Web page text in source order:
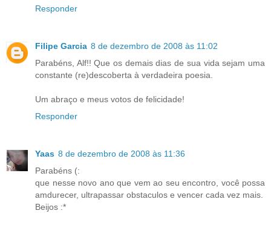
Responder
Filipe Garcia 8 de dezembro de 2008 às 11:02
Parabéns, Alf!! Que os demais dias de sua vida sejam uma
constante (re)descoberta à verdadeira poesia.
Um abraço e meus votos de felicidade!
Responder
Yaas 8 de dezembro de 2008 às 11:36
Parabéns (:
que nesse novo ano que vem ao seu encontro, você possa
amdurecer, ultrapassar obstaculos e vencer cada vez mais.
Beijos :*